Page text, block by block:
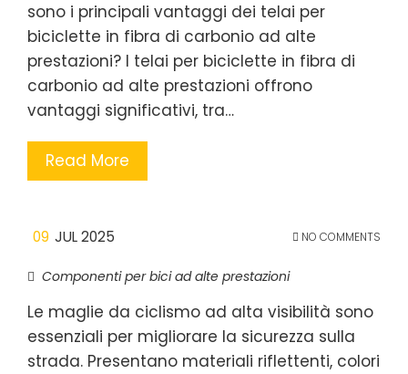
sono i principali vantaggi dei telai per
biciclette in fibra di carbonio ad alte
prestazioni? I telai per biciclette in fibra di
carbonio ad alte prestazioni offrono
vantaggi significativi, tra…
Read More
09 JUL 2025 NO COMMENTS
Componenti per bici ad alte prestazioni
Le maglie da ciclismo ad alta visibilità sono
essenziali per migliorare la sicurezza sulla
strada. Presentano materiali riflettenti, colori